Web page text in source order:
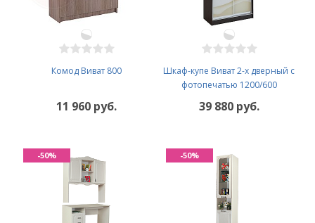
Комод Виват 800
11 960 руб.
Шкаф-купе Виват 2-х дверный с
фотопечатью 1200/600
39 880 руб.
-50% -50%